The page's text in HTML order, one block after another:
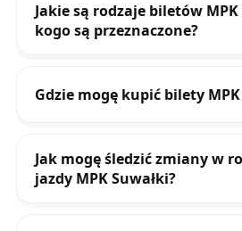
Jakie są rodzaje biletów
kogo są przeznaczone?
Gdzie mogę kupić bilety MPK
Jak mogę śledzić zmiany w
jazdy MPK Suwałki?